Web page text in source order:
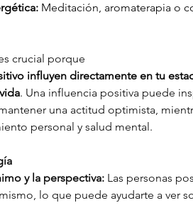
Meditación, aromaterapia o
crucial porque
influyen directamente en tu
. Una influencia positiva puede
una actitud optimista,
personal y salud mental.
y la perspectiva: Las personas
lo que puede ayudarte a ver